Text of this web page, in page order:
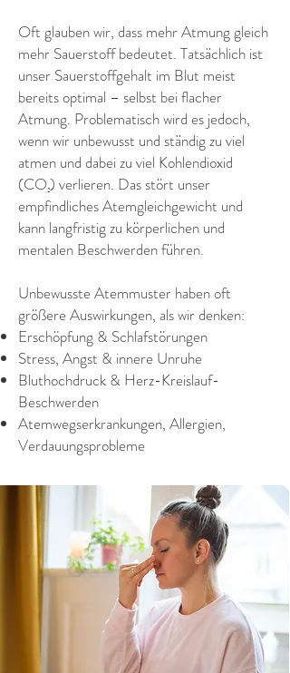
Oft glauben wir, dass mehr Atmung gleich
mehr Sauerstoff bedeutet. Tatsächlich ist
unser Sauerstoffgehalt im Blut meist
bereits optimal – selbst bei flacher
Atmung. Problematisch wird es jedoch,
wenn wir unbewusst und ständig zu viel
atmen und dabei zu viel Kohlendioxid
(CO₂) verlieren. Das stört unser
empfindliches Atemgleichgewicht und
kann langfristig zu körperlichen und
mentalen Beschwerden führen.
Unbewusste Atemmuster haben oft
größere Auswirkungen, als wir denken:
Erschöpfung & Schlafstörungen
Stress, Angst & innere Unruhe
Bluthochdruck & Herz-Kreislauf-
Beschwerden
Atemwegserkrankungen, Allergien,
Verdauungsprobleme